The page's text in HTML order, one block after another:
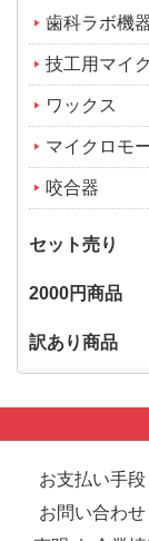
歯科ラボ機
技工用マイ
ワックス
マイクロモ
咬合器
セット売り
2000円商品
訳あり商品
お支払い手段
お問い合わせ